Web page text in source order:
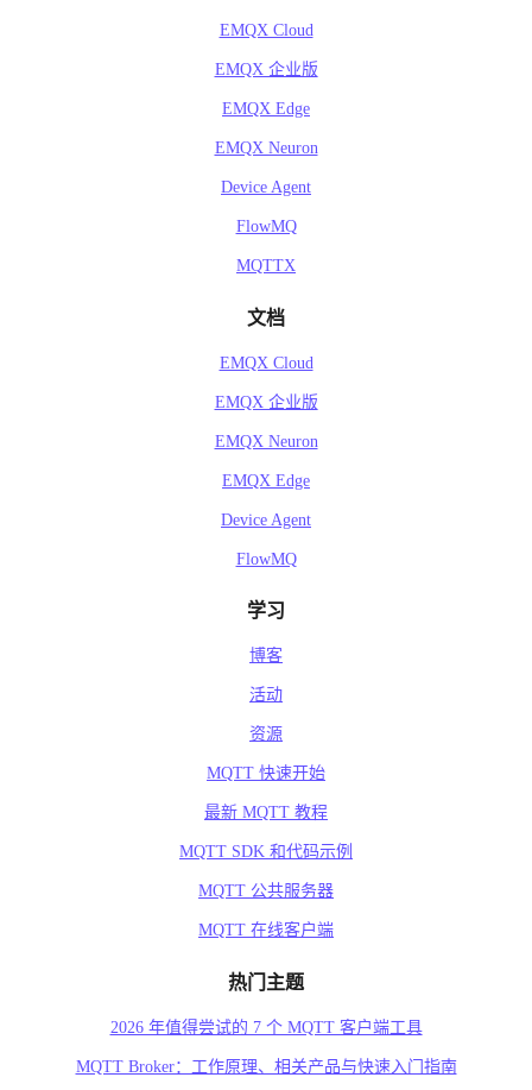
EMQX Cloud
EMQX 企业版
EMQX Edge
EMQX Neuron
Device Agent
FlowMQ
MQTTX
文档
EMQX Cloud
EMQX 企业版
EMQX Neuron
EMQX Edge
Device Agent
FlowMQ
学习
博客
活动
资源
MQTT 快速开始
最新 MQTT 教程
MQTT SDK 和代码示例
MQTT 公共服务器
MQTT 在线客户端
热门主题
2026 年值得尝试的 7 个 MQTT 客户端工具
MQTT Broker：工作原理、相关产品与快速入门指南